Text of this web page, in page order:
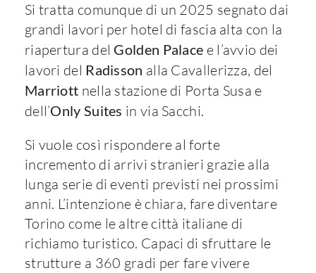
Si tratta comunque di un 2025 segnato dai
grandi lavori per hotel di fascia alta con la
riapertura del Golden Palace e l’avvio dei
lavori del Radisson alla Cavallerizza, del
Marriott nella stazione di Porta Susa e
dell’Only Suites in via Sacchi.
Si vuole così rispondere al forte
incremento di arrivi stranieri grazie alla
lunga serie di eventi previsti nei prossimi
anni. L’intenzione è chiara, fare diventare
Torino come le altre città italiane di
richiamo turistico. Capaci di sfruttare le
strutture a 360 gradi per fare vivere